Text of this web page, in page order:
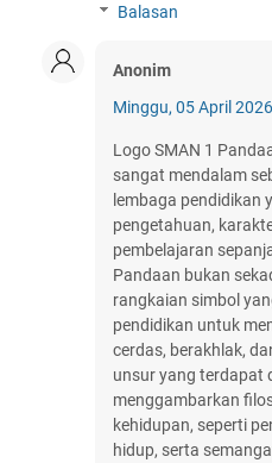
Balasan
Anonim
Minggu, 05 April
Logo SMAN 1
sangat mendalam
lembaga pendidikan
pengetahuan,
pembelajaran
Pandaan bukan
rangkaian simbol
pendidikan untuk
cerdas, berakhlak,
unsur yang terdapat
menggambarkan
kehidupan, seperti
hidup, serta